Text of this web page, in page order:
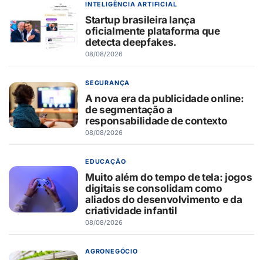
INTELIGÊNCIA ARTIFICIAL
Startup brasileira lança
oficialmente plataforma que
detecta deepfakes.
08/08/2026
SEGURANÇA
A nova era da publicidade online:
de segmentação a
responsabilidade de contexto
08/08/2026
EDUCAÇÃO
Muito além do tempo de tela: jogos
digitais se consolidam como
aliados do desenvolvimento e da
criatividade infantil
08/08/2026
AGRONEGÓCIO